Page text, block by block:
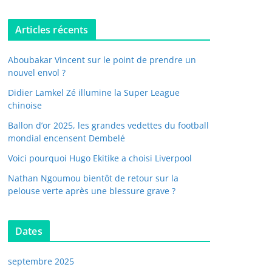
Articles récents
Aboubakar Vincent sur le point de prendre un
nouvel envol ?
Didier Lamkel Zé illumine la Super League
chinoise
Ballon d’or 2025, les grandes vedettes du football
mondial encensent Dembelé
Voici pourquoi Hugo Ekitike a choisi Liverpool
Nathan Ngoumou bientôt de retour sur la
pelouse verte après une blessure grave ?
Dates
septembre 2025